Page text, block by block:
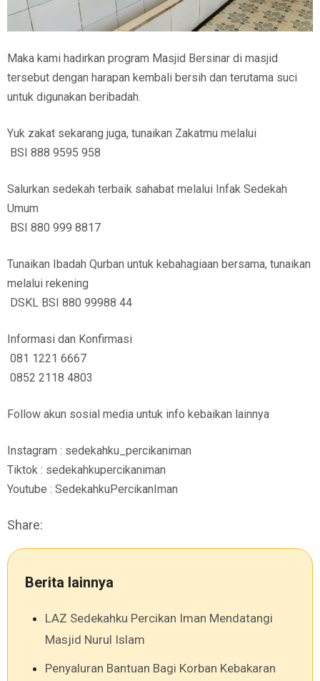
Maka kami hadirkan program Masjid Bersinar di masjid
tersebut dengan harapan kembali bersih dan terutama suci
untuk digunakan beribadah.
Yuk zakat sekarang juga, tunaikan Zakatmu melalui
BSI 888 9595 958
Salurkan sedekah terbaik sahabat melalui Infak Sedekah
Umum
BSI 880 999 8817
Tunaikan Ibadah Qurban untuk kebahagiaan bersama, tunaikan
melalui rekening
DSKL BSI 880 99988 44
Informasi dan Konfirmasi
081 1221 6667
0852 2118 4803
Follow akun sosial media untuk info kebaikan lainnya
Instagram : sedekahku_percikaniman
Tiktok : sedekahkupercikaniman
Youtube : SedekahkuPercikanIman
Share:
Berita lainnya
LAZ Sedekahku Percikan Iman Mendatangi
Masjid Nurul Islam
Penyaluran Bantuan Bagi Korban Kebakaran